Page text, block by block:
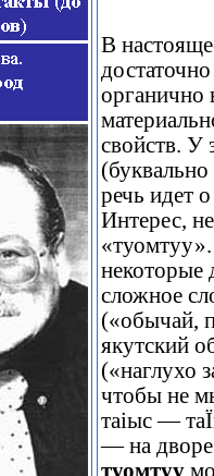
В
органично
свойств. У
(буквально
речь идет
Интерес,
некоторые
сложное
(«обычай,
якутский
(«наглухо
чтобы не
таіыс —
— на дворе
туомтуу